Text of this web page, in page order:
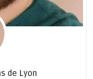
de Lyon